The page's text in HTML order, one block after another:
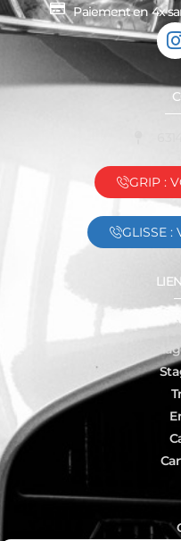
Paiement en 4x
GRIP :
GLISSE :